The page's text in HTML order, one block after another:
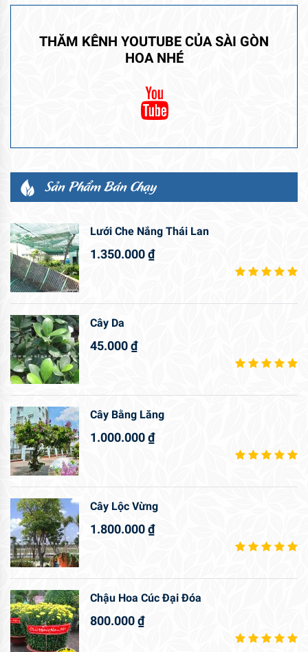
THĂM KÊNH YOUTUBE CỦA SÀI GÒN
HOA NHÉ
Sản Phẩm Bán Chạy
Lưới Che Nắng Thái Lan
1.350.000₫
Cây Da
45.000₫
Cây Bằng Lăng
1.000.000₫
Cây Lộc Vừng
1.800.000₫
Chậu Hoa Cúc Đại Đóa
800.000₫